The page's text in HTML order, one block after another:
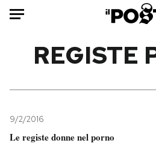
Mondo
Politica
REGISTE
9/2/2016
Le registe donne nel porno